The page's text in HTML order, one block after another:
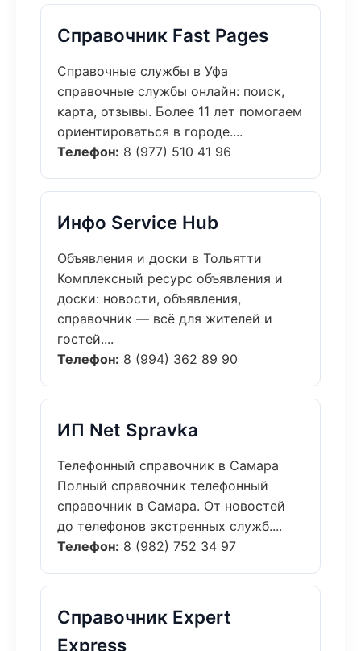
Справочник Fast Pages
Справочные службы в Уфа
справочные службы онлайн: поиск,
карта, отзывы. Более 11 лет помогаем
ориентироваться в городе....
Телефон: 8 (977) 510 41 96
Инфо Service Hub
Объявления и доски в Тольятти
Комплексный ресурс объявления и
доски: новости, объявления,
справочник — всё для жителей и
гостей....
Телефон: 8 (994) 362 89 90
ИП Net Spravka
Телефонный справочник в Самара
Полный справочник телефонный
справочник в Самара. От новостей
до телефонов экстренных служб....
Телефон: 8 (982) 752 34 97
Справочник Expert
Express